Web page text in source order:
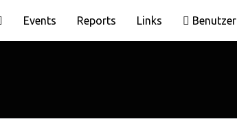
Events Reports Links Benutzer